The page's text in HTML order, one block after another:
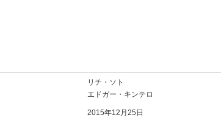
リチ・ソト
エドガー・キンテロ
2015年12月25日